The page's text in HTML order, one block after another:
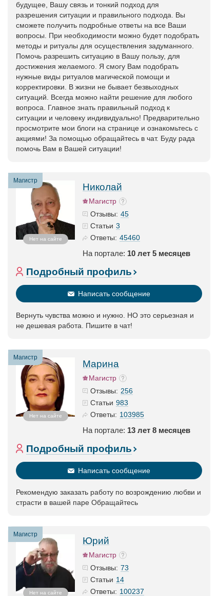
будущее, Вашу связь и тонкий подход для
разрешения ситуации и правильного подхода. Вы
сможете получить подробные ответы на все Ваши
вопросы. При необходимости можно будет подобрать
методы и ритуалы для осуществления задуманного.
Помочь разрешить ситуацию в Вашу пользу, для
достижения желаемого. Я смогу Вам подобрать
нужные виды ритуалов магической помощи и
корректировки. В жизни не бывает безвыходных
ситуаций. Всегда можно найти решение для любого
вопроса. Главное знать правильный подход к
ситуации и человеку индивидуально! Предварительно
просмотрите мои блоги на странице и ознакомьтесь с
акциями! За помощью обращайтесь в чат. Буду рада
помочь Вам в Вашей ситуации!
Магистр
Нет на сайте
Николай
Магистр
Отзывы: 45
Статьи 3
Ответы: 45460
На портале: 10 лет 5 месяцев
Подробный профиль
Написать сообщение
Вернуть чувства можно и нужно. НО это серьезная и
не дешевая работа. Пишите в чат!
Магистр
Нет на сайте
Марина
Магистр
Отзывы: 256
Статьи 983
Ответы: 103985
На портале: 13 лет 8 месяцев
Подробный профиль
Написать сообщение
Рекомендую заказать работу по возрождению любви и
страсти в вашей паре Обращайтесь
Магистр
Нет на сайте
Юрий
Магистр
Отзывы: 73
Статьи 14
Ответы: 100237